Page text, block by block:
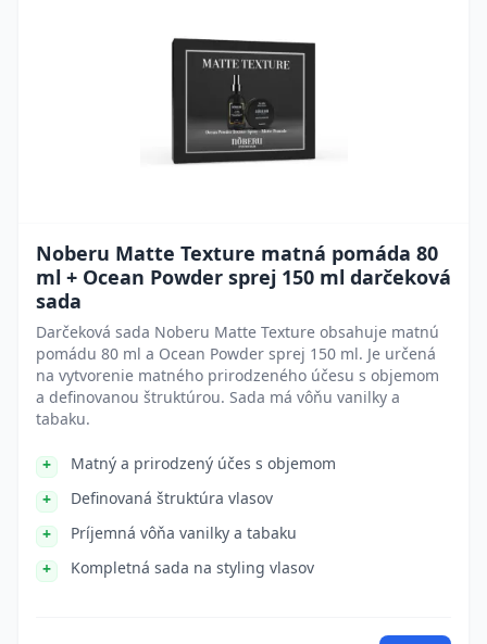
Noberu Matte Texture matná pomáda 80
ml + Ocean Powder sprej 150 ml darčeková
sada
Darčeková sada Noberu Matte Texture obsahuje matnú
pomádu 80 ml a Ocean Powder sprej 150 ml. Je určená
na vytvorenie matného prirodzeného účesu s objemom
a definovanou štruktúrou. Sada má vôňu vanilky a
tabaku.
Matný a prirodzený účes s objemom
Definovaná štruktúra vlasov
Príjemná vôňa vanilky a tabaku
Kompletná sada na styling vlasov